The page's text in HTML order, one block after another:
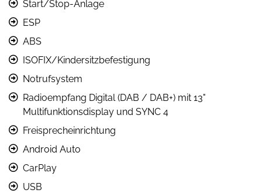
Start/Stop-Anlage
ESP
ABS
ISOFIX/Kindersitzbefestigung
Notrufsystem
Radioempfang Digital (DAB / DAB+) mit 13"
Multifunktionsdisplay und SYNC 4
Freisprecheinrichtung
Android Auto
CarPlay
USB